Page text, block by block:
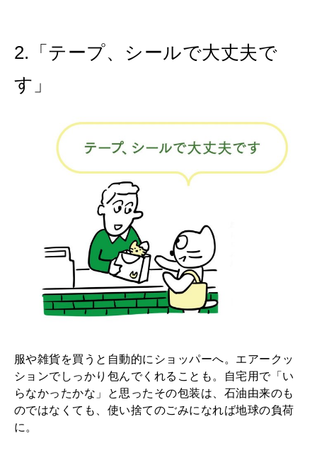
2.「テープ、シールで大丈夫で
す」
服や雑貨を買うと自動的にショッパーへ。エアークッ
ションでしっかり包んでくれることも。自宅用で「い
らなかったかな」と思ったその包装は、石油由来のも
のではなくても、使い捨てのごみになれば地球の負荷
に。